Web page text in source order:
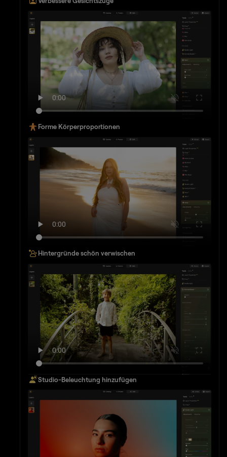
Forme Körperproportionen
Hintergründe schön verwischen
Studio-Beleuchtung hinzufügen